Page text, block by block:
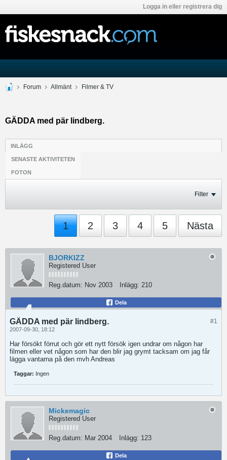
Logga in eller registrera dig
Forum Allmänt Filmer & TV
GÄDDA med pär lindberg.
INLÄGG
SENASTE AKTIVITETEN
FOTON
Filter
1 2 3 4 5 Nästa
BJORKIZZ
Registered User
Reg.datum: Nov 2003 Inlägg: 210
Dela
#1
GÄDDA med pär lindberg.
2007-09-30, 18:12
Har försökt förrut och gör ett nytt försök igen undrar om någon har
filmen eller vet någon som har den blir jag grymt tacksam om jag får
lägga vantarna på den mvh Andreas
Taggar: Ingen
Mickemagic
Registered User
Reg.datum: Mar 2004 Inlägg: 123
Dela